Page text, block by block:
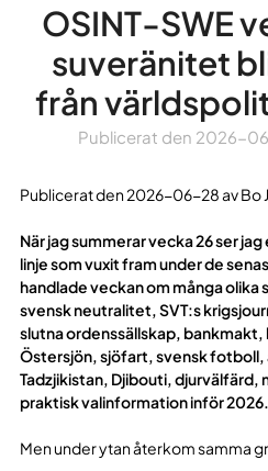
OSINT-SWE
suveränitet
från
Publicerat den 2026-
Publicerat den 2026-06-28 av Bo
När jag summerar vecka 26 ser
linje som vuxit fram under de
handlade veckan om många olika
svensk neutralitet, SVT:s
slutna ordenssällskap, bankmakt,
Östersjön, sjöfart, svensk fotboll,
Tadzjikistan, Djibouti, djurvälfärd,
praktisk valinformation inför 2026.
Men under ytan återkom samma